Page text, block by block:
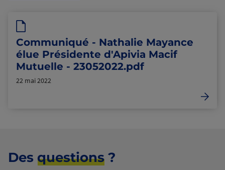
Communiqué - Nathalie Mayance
élue Présidente d'Apivia Macif
Mutuelle - 23052022.pdf
22 mai 2022
Des questions ?